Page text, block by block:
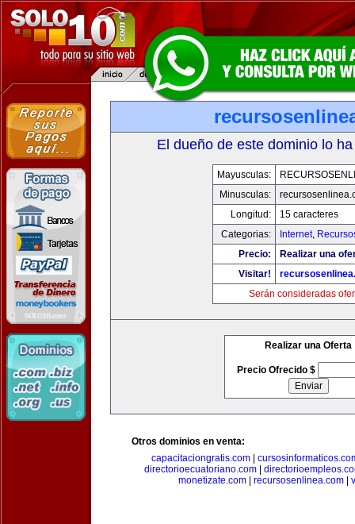
El dueño de este dominio lo
Mayusculas:
Minusculas:
Longitud:
15 caracteres
Categorias:
Internet,
Precio:
Realizar una
Visitar!
Serán consideradas
Realizar una Oferta
Precio Ofrecido $
Otros dominios en venta:
capacitaciongratis.com|
directorioecuatoriano.com
monetizate.com
recursosenlinea.com